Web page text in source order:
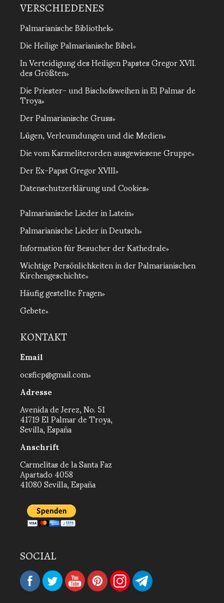
VERSCHIEDENES
Palmarianische Bibliothek
Die Heilige Palmarianische Bibel
In Verteidigung des Heiligen Papstes Gregor XVII.
des Größten
Die Priester- und Bischofsweihen in El Palmar de
Troya
Der Palmarianische Gruss
Lügen, Verleumdungen und die Medien
Die vom Karmeliterorden ausgewiesene Gruppe
Der Ex-Papst Gregor XVIII
Datenschutzerklärung und Cookies
Palmarianische Lieder in Latein
Palmarianische Lieder in Deutsch
Information für Besucher der Kathedrale
Wichtige Persönlichkeiten in der Palmarianischen
Kirchengeschichte
Häufig gestellte Fragen
Gebete
KONTAKT
Email
ocsficp@gmail.com
Adresse
Avenida de Jerez, No. 51
41719 El Palmar de Troya,
Sevilla, España
Anschrift
Carmelitas de la Santa Faz
Apartado 4058
41080 Sevilla, España
SOCIAL